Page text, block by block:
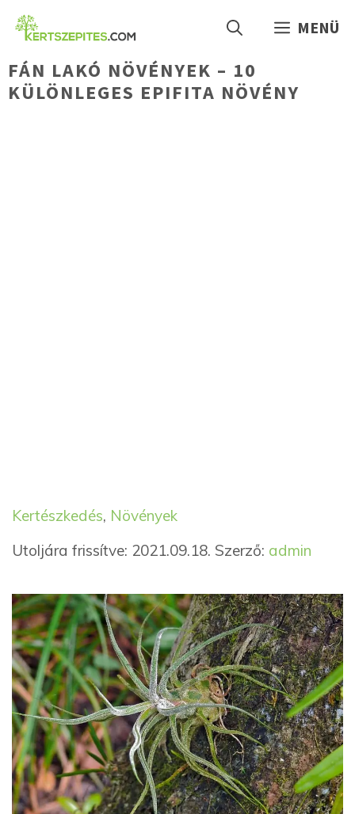
Kilépés
MENÜ
FÁN LAKÓ NÖVÉNYEK – 10
KÜLÖNLEGES EPIFITA NÖVÉNY
Kategória
Kertészkedés, NövényekCímkék
Utoljára frissítve: 2021.09.18. Szerző: admin